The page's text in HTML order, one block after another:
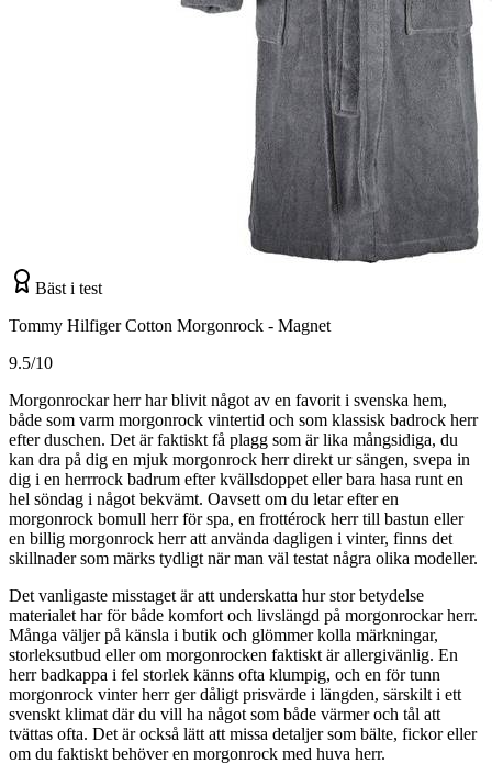
Bäst i test
Tommy Hilfiger Cotton Morgonrock - Magnet
9.5/10
Morgonrockar herr har blivit något av en favorit i svenska hem,
både som varm morgonrock vintertid och som klassisk badrock herr
efter duschen. Det är faktiskt få plagg som är lika mångsidiga, du
kan dra på dig en mjuk morgonrock herr direkt ur sängen, svepa in
dig i en herrrock badrum efter kvällsdoppet eller bara hasa runt en
hel söndag i något bekvämt. Oavsett om du letar efter en
morgonrock bomull herr för spa, en frottérock herr till bastun eller
en billig morgonrock herr att använda dagligen i vinter, finns det
skillnader som märks tydligt när man väl testat några olika modeller.
Det vanligaste misstaget är att underskatta hur stor betydelse
materialet har för både komfort och livslängd på morgonrockar herr.
Många väljer på känsla i butik och glömmer kolla märkningar,
storleksutbud eller om morgonrocken faktiskt är allergivänlig. En
herr badkappa i fel storlek känns ofta klumpig, och en för tunn
morgonrock vinter herr ger dåligt prisvärde i längden, särskilt i ett
svenskt klimat där du vill ha något som både värmer och tål att
tvättas ofta. Det är också lätt att missa detaljer som bälte, fickor eller
om du faktiskt behöver en morgonrock med huva herr.